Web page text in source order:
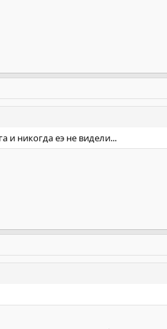
и никогда еэ не видели...